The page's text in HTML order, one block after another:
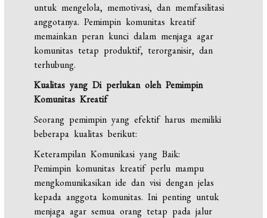
untuk mengelola, memotivasi, dan memfasilitasi
anggotanya. Pemimpin komunitas kreatif
memainkan peran kunci dalam menjaga agar
komunitas tetap produktif, terorganisir, dan
terhubung.
Kualitas yang Di perlukan oleh Pemimpin
Komunitas Kreatif
Seorang pemimpin yang efektif harus memiliki
beberapa kualitas berikut:
Keterampilan Komunikasi yang Baik:
Pemimpin komunitas kreatif perlu mampu
mengkomunikasikan ide dan visi dengan jelas
kepada anggota komunitas. Ini penting untuk
menjaga agar semua orang tetap pada jalur